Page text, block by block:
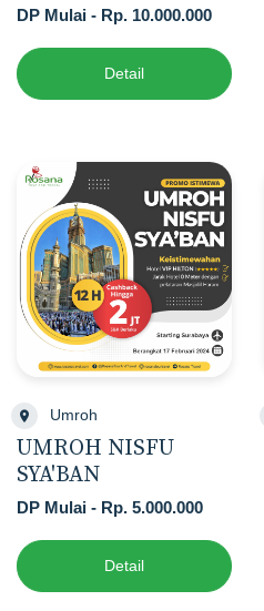
DP Mulai - Rp. 10.000.000
Detail
Umroh
UMROH NISFU
SYA'BAN
DP Mulai - Rp. 5.000.000
Detail